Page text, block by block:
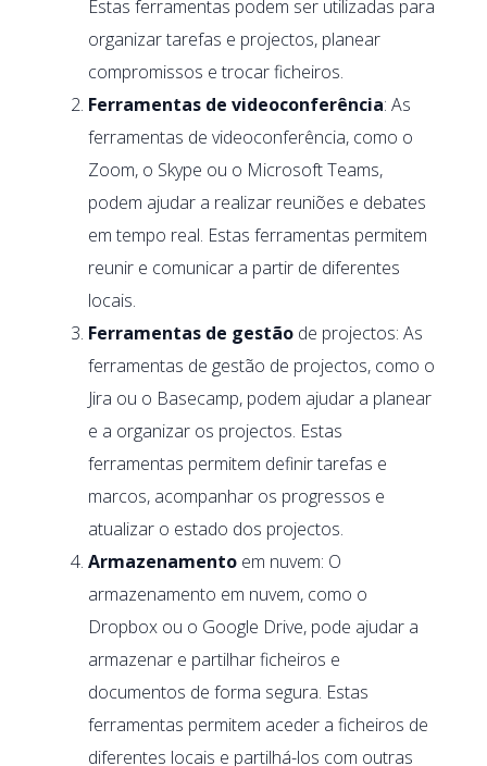
Estas ferramentas podem ser utilizadas para
organizar tarefas e projectos, planear
compromissos e trocar ficheiros.
Ferramentas de videoconferência: As
ferramentas de videoconferência, como o
Zoom, o Skype ou o Microsoft Teams,
podem ajudar a realizar reuniões e debates
em tempo real. Estas ferramentas permitem
reunir e comunicar a partir de diferentes
locais.
Ferramentas de gestãode projectos: As
ferramentas de gestão de projectos, como o
Jira ou o Basecamp, podem ajudar a planear
e a organizar os projectos. Estas
ferramentas permitem definir tarefas e
marcos, acompanhar os progressos e
atualizar o estado dos projectos.
Armazenamentoem nuvem: O
armazenamento em nuvem, como o
Dropbox ou o Google Drive, pode ajudar a
armazenar e partilhar ficheiros e
documentos de forma segura. Estas
ferramentas permitem aceder a ficheiros de
diferentes locais e partilhá-los com outras